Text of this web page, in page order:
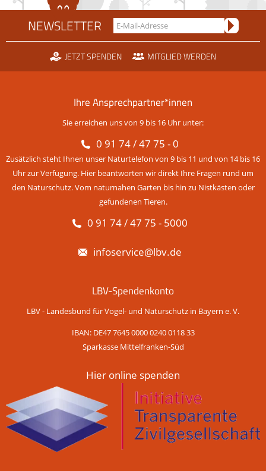
NEWSLETTER
JETZT SPENDEN MITGLIED WERDEN
Ihre Ansprechpartner*innen
Sie erreichen uns von 9 bis 16 Uhr unter:
0 91 74 / 47 75 - 0
Zusätzlich steht Ihnen unser Naturtelefon von 9 bis 11 und von 14 bis 16
Uhr zur Verfügung. Hier beantworten wir direkt Ihre Fragen rund um
den Naturschutz. Vom naturnahen Garten bis hin zu Nistkästen oder
gefundenen Tieren.
0 91 74 / 47 75 - 5000
infoservice@lbv.de
LBV-Spendenkonto
LBV - Landesbund für Vogel- und Naturschutz in Bayern e. V.
IBAN: DE47 7645 0000 0240 0118 33
Sparkasse Mittelfranken-Süd
Hier online spenden